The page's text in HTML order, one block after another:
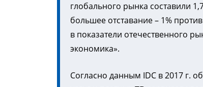
глобального рынка составили
большее отставание – 1%
в показатели отечественного
экономика».
Согласно данным IDC в 2017 г.